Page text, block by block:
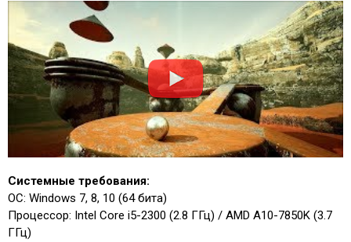
Системные требования:
ОС: Windows 7, 8, 10 (64 бита)
Процессор: Intel Core i5-2300 (2.8 ГГц) / AMD A10-7850K (3.7
ГГц)